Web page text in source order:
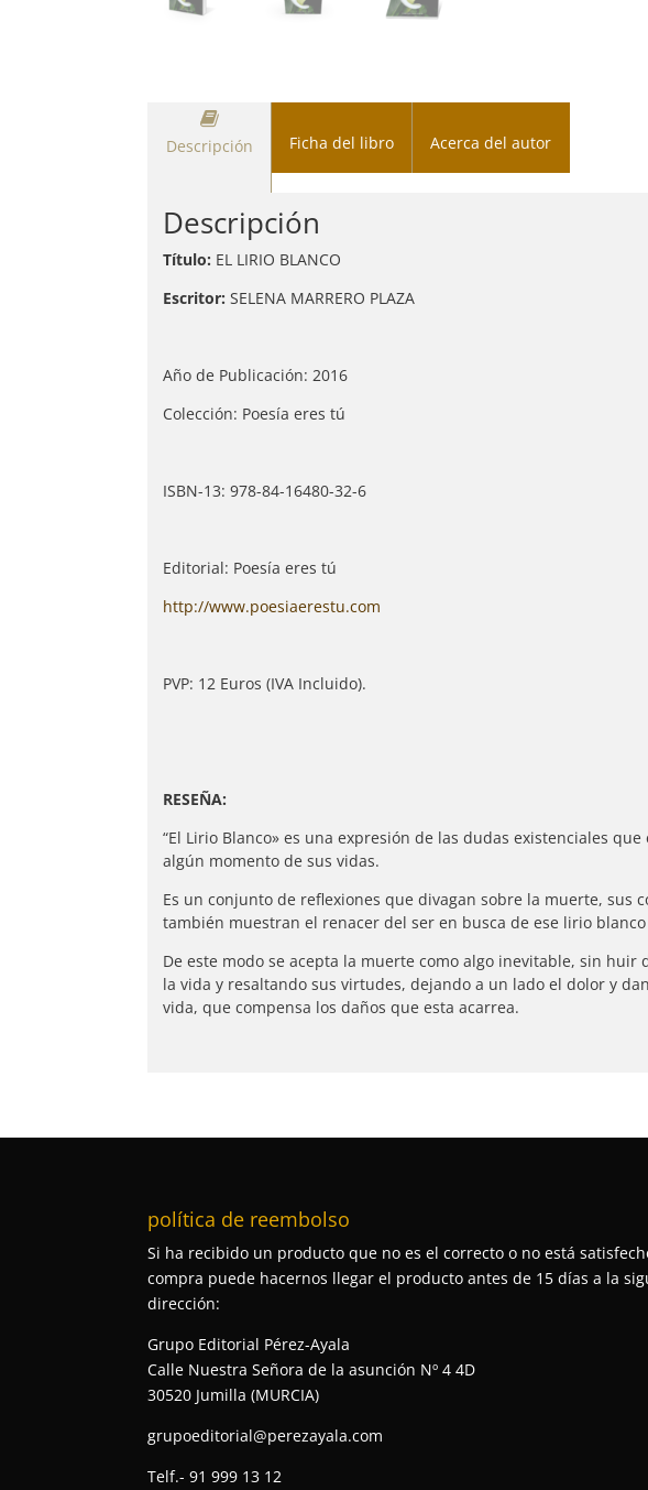
Descripción Ficha del libro Acerca del autor
Descripción
Título: EL LIRIO BLANCO
Escritor: SELENA MARRERO PLAZA
Año de Publicación: 2016
Colección: Poesía eres tú
ISBN-13: 978-84-16480-32-6
Editorial: Poesía eres tú
http://www.poesiaerestu.com
PVP: 12 Euros (IVA Incluido).
RESEÑA:
“El Lirio Blanco» es una expresión de las dudas existenciales
algún momento de sus vidas.
Es un conjunto de reflexiones que divagan sobre la muerte, sus
también muestran el renacer del ser en busca de ese lirio
De este modo se acepta la muerte como algo inevitable, sin
la vida y resaltando sus virtudes, dejando a un lado el dolor y
vida, que compensa los daños que esta acarrea.
política de reembolso
Si ha recibido un producto que no es el correcto o no está
compra puede hacernos llegar el producto antes de 15 días a la
dirección:
Grupo Editorial Pérez-Ayala
Calle Nuestra Señora de la asunción Nº 4 4D
30520 Jumilla (MURCIA)
grupoeditorial@perezayala.com
Telf.- 91 999 13 12